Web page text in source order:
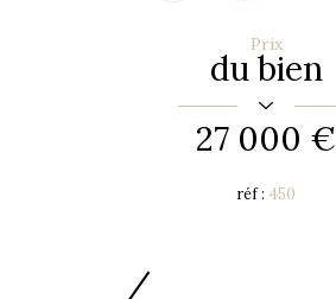
Prix
du bien
27 000 €
réf : 450